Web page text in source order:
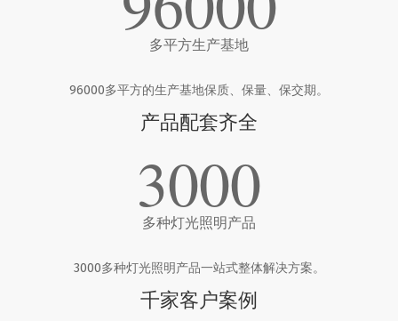
多平方生产基地
96000多平方的生产基地保质、保量、保交期。
产品配套齐全
3000
多种灯光照明产品
3000多种灯光照明产品一站式整体解决方案。
千家客户案例